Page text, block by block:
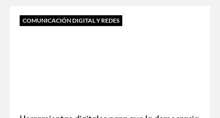
COMUNICACIÓN DIGITAL Y REDES